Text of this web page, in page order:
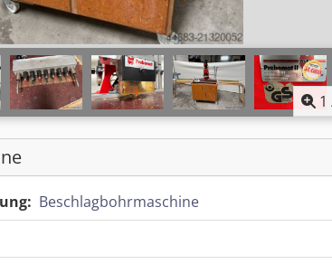
1
Beschlagbohrmaschine